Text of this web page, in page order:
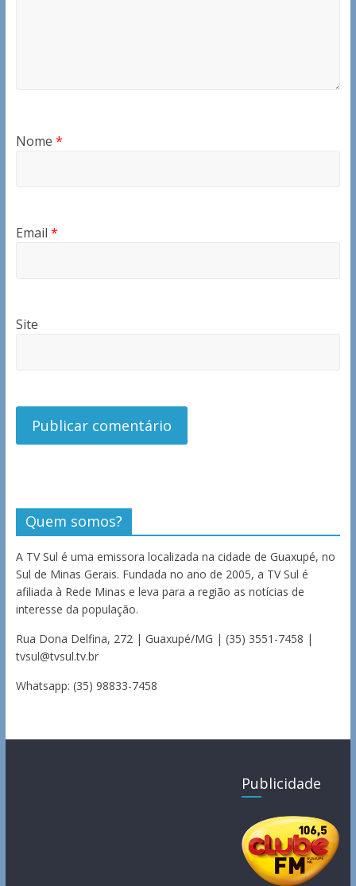
Nome *
Email *
Site
Quem somos?
A TV Sul é uma emissora localizada na cidade de Guaxupé, no
Sul de Minas Gerais. Fundada no ano de 2005, a TV Sul é
afiliada à Rede Minas e leva para a região as notícias de
interesse da população.
Rua Dona Delfina, 272 | Guaxupé/MG | (35) 3551-7458 |
tvsul@tvsul.tv.br
Whatsapp: (35) 98833-7458
Publicidade